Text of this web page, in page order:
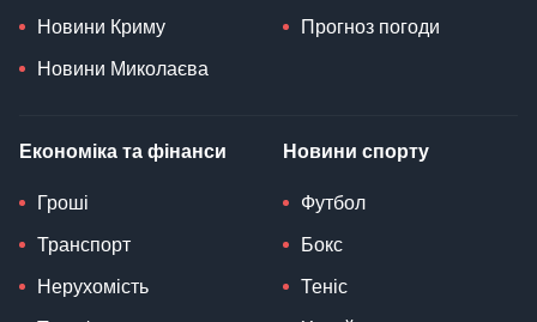
Новини Криму
Новини Миколаєва
Прогноз погоди
Економіка та фінанси
Гроші
Транспорт
Нерухомість
Новини спорту
Футбол
Бокс
Теніс